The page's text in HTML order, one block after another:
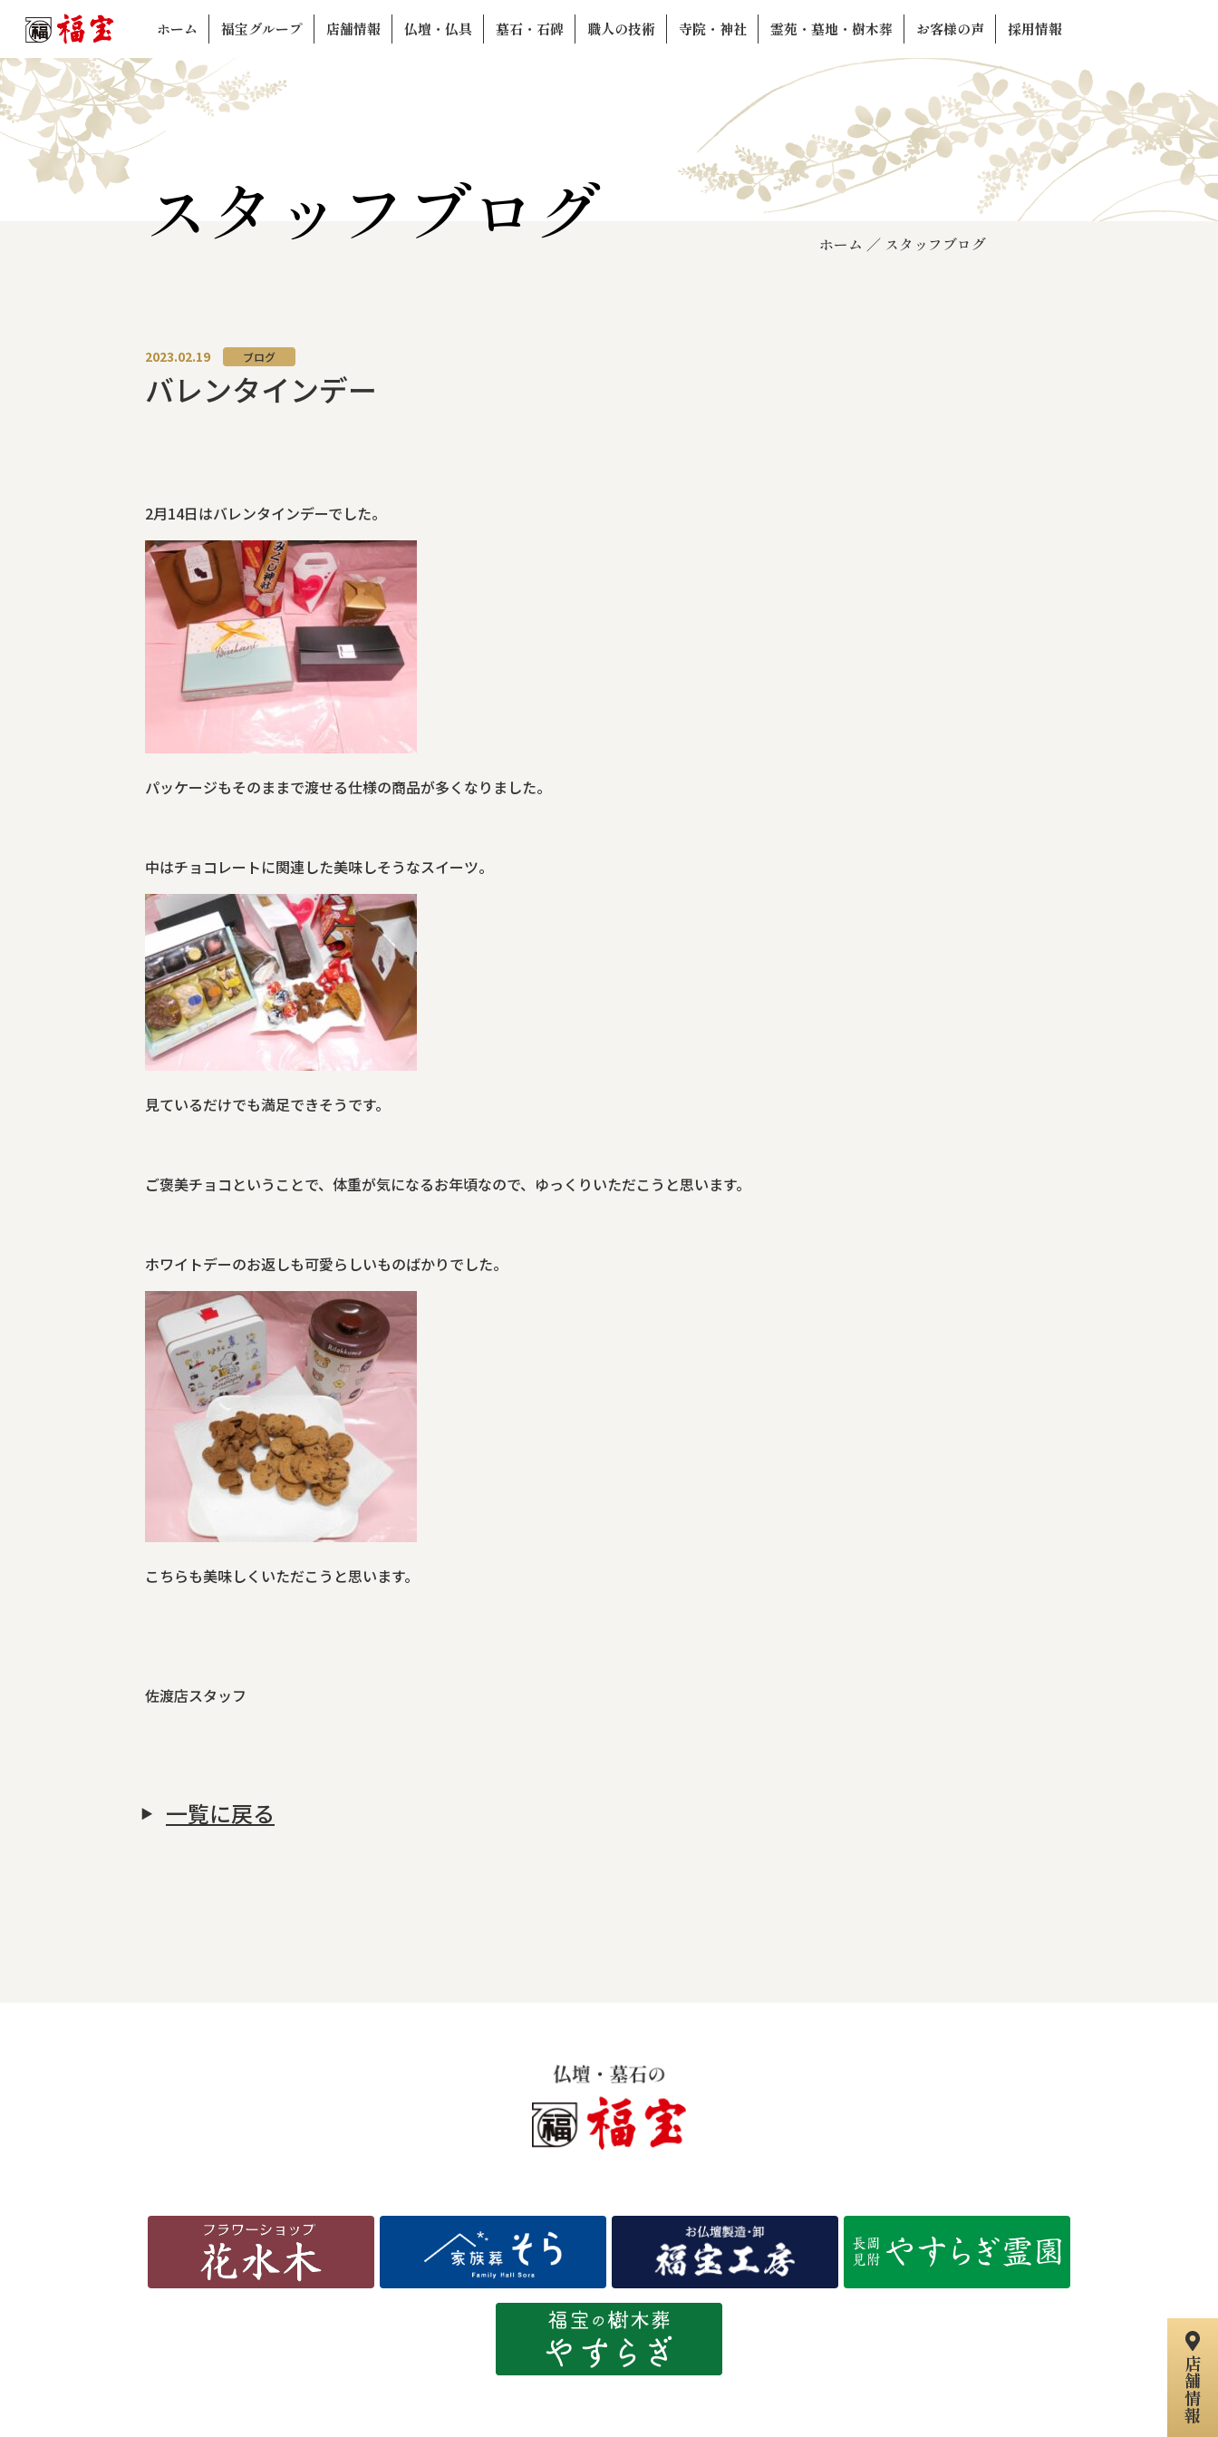
ホーム 福宝グループ 店舗情報 仏壇・仏具 墓石・石碑 職人の技術 寺院・神社 霊苑・墓地・樹木葬 お客様の声 採用情報
スタッフブログ ホーム スタッフブログ
2023.02.19 ブログ
バレンタインデー
2月14日はバレンタインデーでした。
パッケージもそのままで渡せる仕様の商品が多くなりました。
中はチョコレートに関連した美味しそうなスイーツ。
見ているだけでも満足できそうです。
ご褒美チョコということで、体重が気になるお年頃なので、ゆっくりいただこうと思います。
ホワイトデーのお返しも可愛らしいものばかりでした。
こちらも美味しくいただこうと思います。
佐渡店スタッフ
一覧に戻る
店
舗
情
報